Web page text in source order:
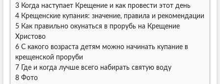
3Когда наступает Крещение и как провести этот день
4Крещенские купания: значение, правила и рекомендации
5Как правильно окунаться в прорубь на Крещение
Христово
6С какого возраста детям можно начинать купание в
крещенской проруби
7 Где и когда лучше всего набирать святую воду
8Фото